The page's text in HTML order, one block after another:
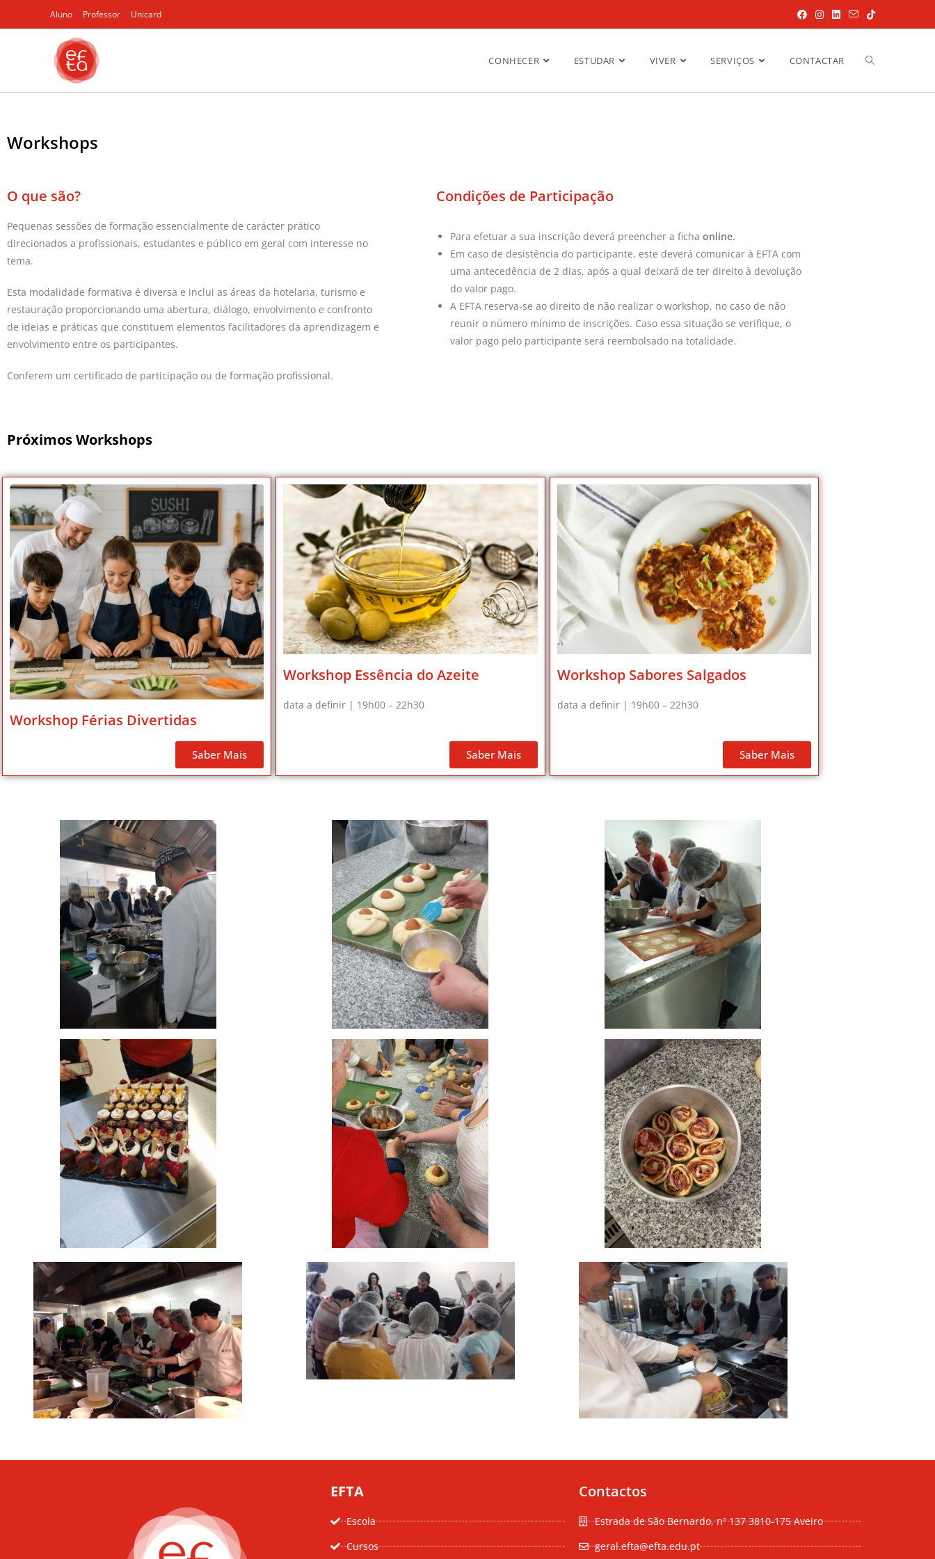
Aluno Professor Unicard
CONHECER ESTUDAR VIVER SERVIÇOS CONTACTAR
Workshops
O que são?
Pequenas sessões de formação essencialmente de carácter prático
direcionados a profissionais, estudantes e público em geral com interesse no
tema.
Esta modalidade formativa é diversa e inclui as áreas da hotelaria, turismo e
restauração proporcionando uma abertura, diálogo, envolvimento e confronto
de ideias e práticas que constituem elementos facilitadores da aprendizagem e
envolvimento entre os participantes.
Conferem um certificado de participação ou de formação profissional.
Condições de Participação
Para efetuar a sua inscrição deverá preencher a ficha online.
Em caso de desistência do participante, este deverá comunicar à EFTA com
uma antecedência de 2 dias, após a qual deixará de ter direito à devolução
do valor pago.
A EFTA reserva-se ao direito de não realizar o workshop, no caso de não
reunir o número mínimo de inscrições. Caso essa situação se verifique, o
valor pago pelo participante será reembolsado na totalidade.
Próximos Workshops
Workshop Férias Divertidas
Saber Mais
Workshop Essência do Azeite
data a definir | 19h00 – 22h30
Saber Mais
Workshop Sabores Salgados
data a definir | 19h00 – 22h30
Saber Mais
EFTA
Escola
Cursos
Contactos
Estrada de São Bernardo, nº 137 3810-175 Aveiro
geral.efta@efta.edu.pt